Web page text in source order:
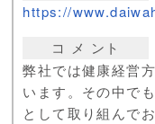
https://
コ メ ント
弊社では健康経営
います。その中で
として取り組んで